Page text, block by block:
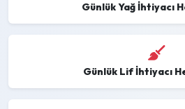
Günlük Yağ İhtiyacı
Günlük Lif İhtiyacı